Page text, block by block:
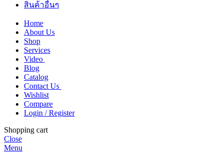
สินค้าอื่นๆ
Home
About Us
Shop
Services
Video
Blog
Catalog
Contact Us
Wishlist
Compare
Login / Register
Shopping cart
Close
Menu